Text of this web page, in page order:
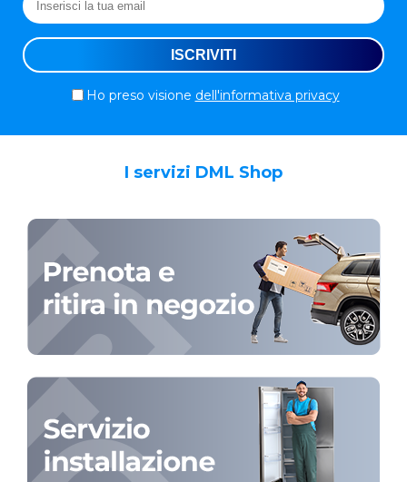
Ho preso visione dell'informativa privacy
I servizi DML Shop